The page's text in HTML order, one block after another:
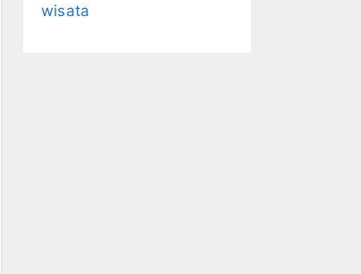
wisata